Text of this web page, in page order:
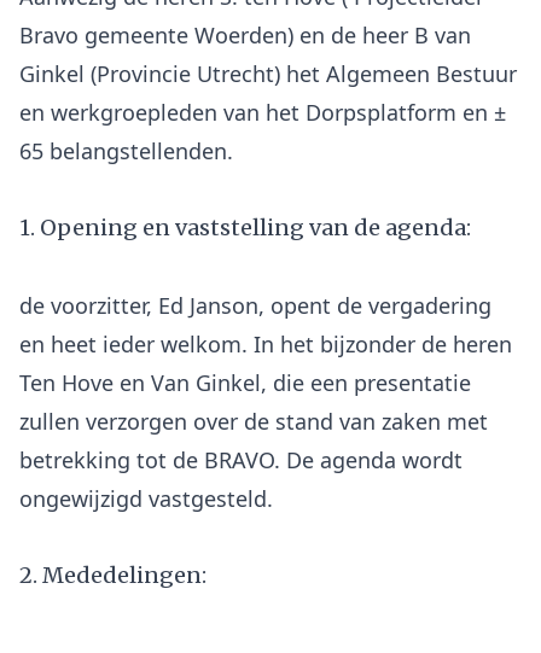
Bravo gemeente Woerden) en de heer B van
Ginkel (Provincie Utrecht) het Algemeen Bestuur
en werkgroepleden van het Dorpsplatform en ±
1. Opening en vaststelling van de agenda:
de voorzitter, Ed Janson, opent de vergadering
en heet ieder welkom. In het bijzonder de heren
Ten Hove en Van Ginkel, die een presentatie
zullen verzorgen over de stand van zaken met
betrekking tot de BRAVO. De agenda wordt
2. Mededelingen: